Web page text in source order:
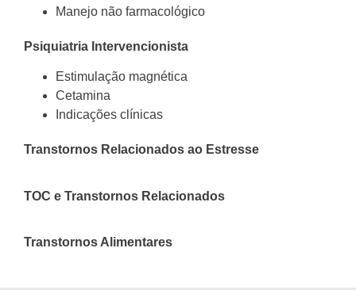
Manejo não farmacológico
Psiquiatria Intervencionista
Estimulação magnética
Cetamina
Indicações clínicas
Transtornos Relacionados ao Estresse
TOC e Transtornos Relacionados
Transtornos Alimentares